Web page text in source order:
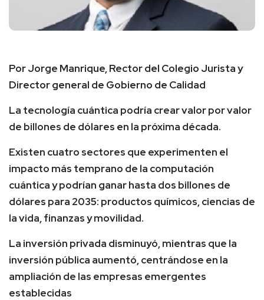
Por Jorge Manrique, Rector del Colegio Jurista y
Director general de Gobierno de Calidad
La tecnología cuántica podría crear valor por valor
de billones de dólares en la próxima década.
Existen cuatro sectores que experimenten el
impacto más temprano de la computación
cuántica y podrían ganar hasta dos billones de
dólares para 2035: productos químicos, ciencias de
la vida, finanzas y movilidad.
La inversión privada disminuyó, mientras que la
inversión pública aumentó, centrándose en la
ampliación de las empresas emergentes
establecidas